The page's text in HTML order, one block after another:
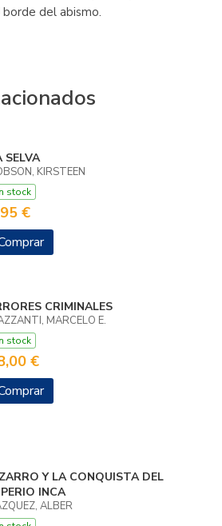
del abismo.
SELVA
KIRSTEEN
stock
€
CRIMINALES
MARCELO E.
stock
€
Y LA CONQUISTA DEL
INCA
ALBER